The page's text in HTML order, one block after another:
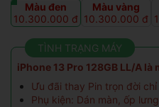
Màu đen
10.300.000 đ
Màu vàng
10.300.000 đ
TÌNH TRẠNG MÁY
iPhone 13 Pro 128GB LL/A
Ưu đãi thay Pin trọn đời
Phụ kiện: Dán màn, ốp